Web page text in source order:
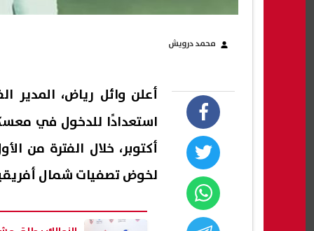
محمد درويش
أعلن وائل رياض، المدير الفني
استعدادًا للدخول في
أكتوبر، خلال الفترة من
لخوض تصفيات شمال أفريقيا،